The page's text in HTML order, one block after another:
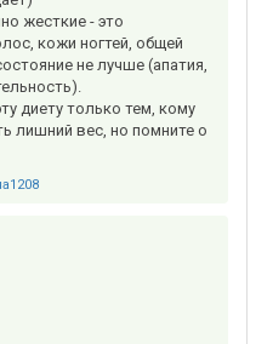
жесткие - это
кожи ногтей, общей
не лучше (апатия,
диету только тем, кому
лишний вес, но помните о